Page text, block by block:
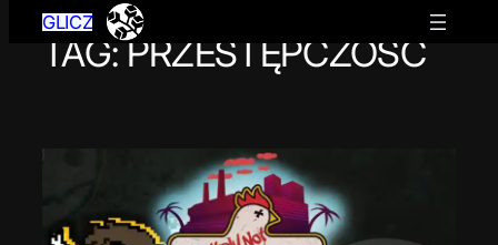
Przejdź
GLICZ
TAG:PRZESTĘPCZOŚĆ